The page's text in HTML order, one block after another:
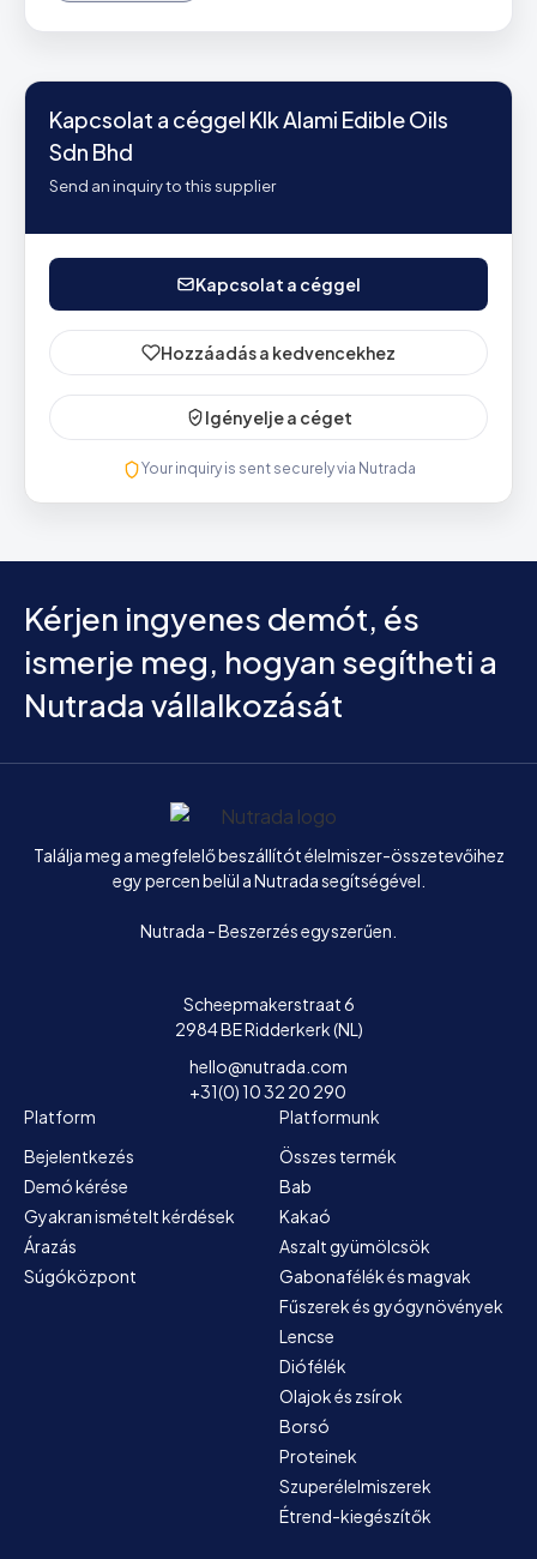
Kapcsolat a céggel Klk Alami Edible Oils
Sdn Bhd
Send an inquiry to this supplier
Kapcsolat a céggel
Hozzáadás a kedvencekhez
Igényelje a céget
Your inquiry is sent securely via Nutrada
Kérjen ingyenes demót, és
ismerje meg, hogyan segítheti a
Nutrada vállalkozását
Főoldal
Találja meg a megfelelő beszállítót élelmiszer-összetevőihez
egy percen belül a Nutrada segítségével.
Nutrada - Beszerzés egyszerűen.
Scheepmakerstraat 6
2984 BE Ridderkerk (NL)
hello@nutrada.com
+31(0) 10 32 20 290
Platform
Bejelentkezés
Demó kérése
Gyakran ismételt kérdések
Árazás
Súgóközpont
Platformunk
Összes termék
Bab
Kakaó
Aszalt gyümölcsök
Gabonafélék és magvak
Fűszerek és gyógynövények
Lencse
Diófélék
Olajok és zsírok
Borsó
Proteinek
Szuperélelmiszerek
Étrend-kiegészítők